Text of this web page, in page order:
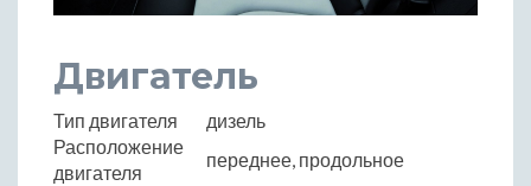
Двигатель
Тип двигателя
дизель
Расположение
двигателя
переднее, продольное